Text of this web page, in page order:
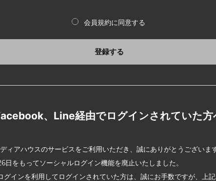
会員規約に同意する
登録する
、Line経由でログインされていた方
ィアハウスのサービスをご利用いただき、誠にありがとうございます
日をもってソーシャルログイン機能を廃止いたしました。
グインを利用してログインされていた方は、誠にお手数ですが、上